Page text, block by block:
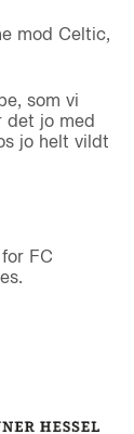
mod Celtic,
som vi
det jo med
jo helt vildt
FC